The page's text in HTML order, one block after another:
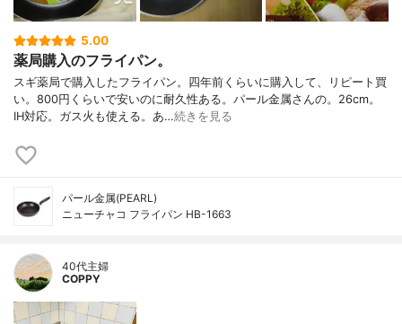
5.00
薬局購入のフライパン。
スギ薬局で購入したフライパン。四年前くらいに購入して、リピート買
い。800円くらいで安いのに耐久性ある。パール金属さんの。26cm。
IH対応。ガス火も使える。あ…続きを見る
パール金属(PEARL)
ニューチャコ フライパン HB-1663
40代主婦
COPPY